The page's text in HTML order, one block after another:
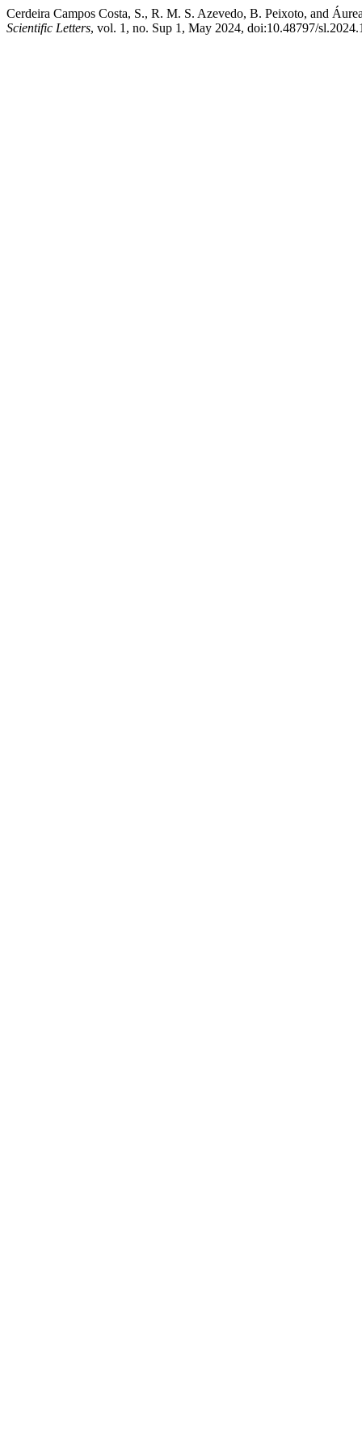
Cerdeira Campos Costa, S., R. M. S. Azevedo, B. Peixoto, and
Scientific Letters, vol. 1, no. Sup 1, May 2024, doi:10.48797/